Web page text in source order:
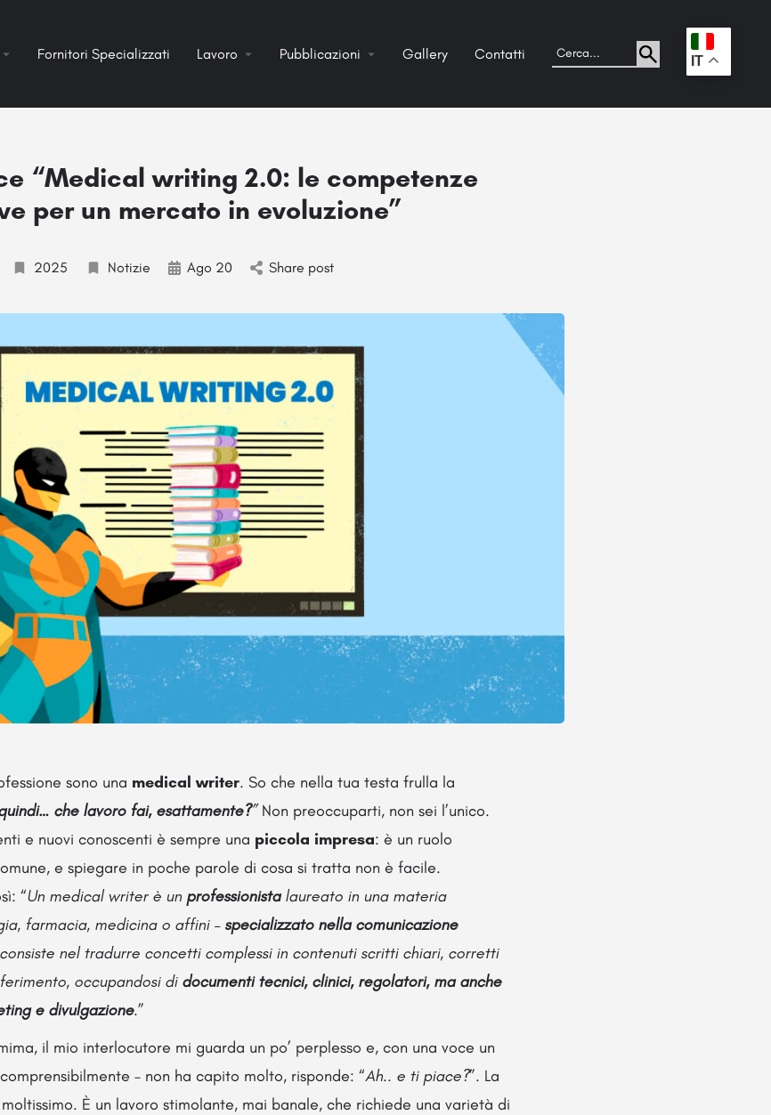
Fornitori Specializzati Lavoro Pubblicazioni Gallery Contatti . IT
“Medical writing 2.0: le competenze
per un mercato in evoluzione”
2025 Notizie Ago 20 Share post
sono una medical writer. So che nella tua testa frulla la
che lavoro fai, esattamente?”Non preoccuparti, non sei l’unico.
e nuovi conoscenti è sempre una piccola impresa: è un ruolo
e spiegare in poche parole di cosa si tratta non è facile.
“Un medical writer è un professionistalaureato in una materia
farmacia, medicina o affini – specializzato nella comunicazione
nel tradurre concetti complessi in contenuti scritti chiari, corretti
occupandosi di documenti tecnici, clinici, regolatori, ma anche
e divulgazione.”
il mio interlocutore mi guarda un po’ perplesso e, con una voce un
– non ha capito molto, risponde: “Ah.. e ti piace?”. La
È un lavoro stimolante, mai banale, che richiede una varietà di